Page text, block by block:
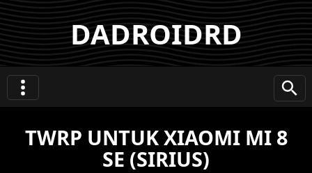
DADROIDRD
TWRP UNTUK XIAOMI MI 8
SE (SIRIUS)